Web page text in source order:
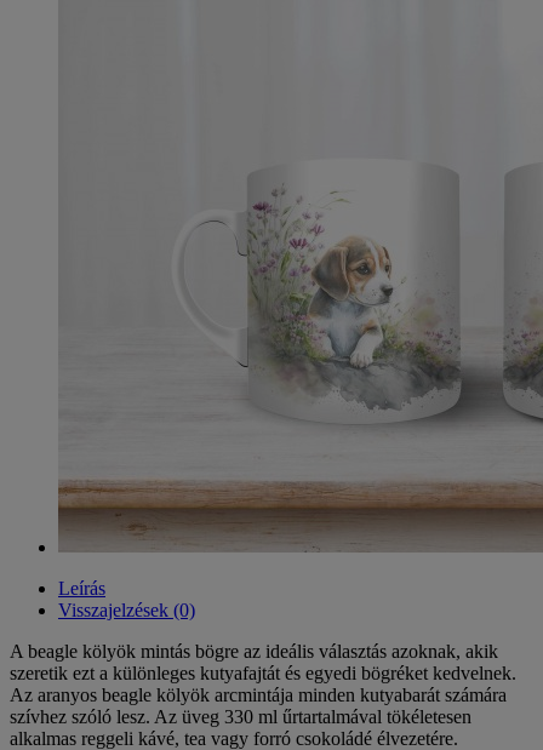
Leírás
Visszajelzések (0)
A beagle kölyök mintás bögre az ideális választás azoknak, akik
szeretik ezt a különleges kutyafajtát és egyedi bögréket kedvelnek.
Az aranyos beagle kölyök arcmintája minden kutyabarát számára
szívhez szóló lesz. Az üveg 330 ml űrtartalmával tökéletesen
alkalmas reggeli kávé, tea vagy forró csokoládé élvezetére.